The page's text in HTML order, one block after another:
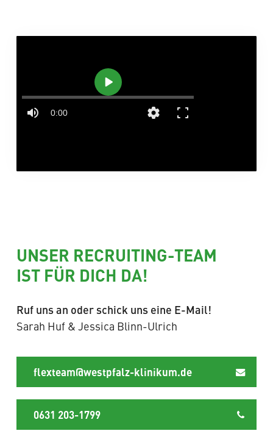
UNSER RECRUITING-TEAM
IST FÜR DICH DA!
Ruf uns an oder schick uns eine E-Mail!
Sarah Huf & Jessica Blinn-Ulrich
flexteam@westpfalz-klinikum.de
0631 203-1799